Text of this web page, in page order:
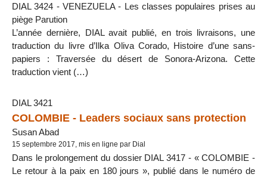
DIAL 3424 - VENEZUELA - Les classes populaires prises au
piège Parution
L’année dernière, DIAL avait publié, en trois livraisons, une
traduction du livre d’Ilka Oliva Corado, Histoire d’une sans-
papiers : Traversée du désert de Sonora-Arizona. Cette
traduction vient (…)
DIAL 3421
COLOMBIE - Leaders sociaux sans protection
Susan Abad
15 septembre 2017, mis en ligne par Dial
Dans le prolongement du dossier DIAL 3417 - « COLOMBIE -
Le retour à la paix en 180 jours », publié dans le numéro de